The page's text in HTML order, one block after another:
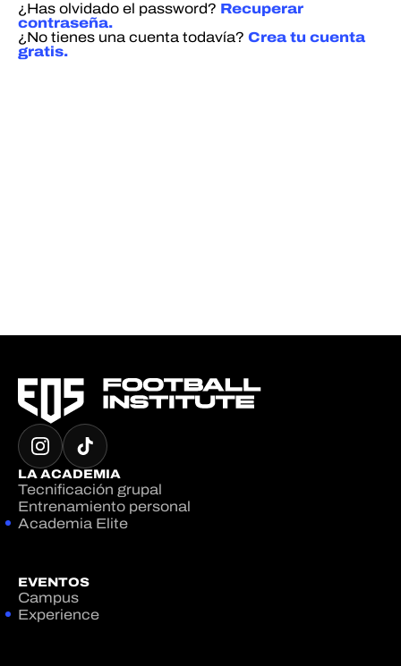
¿Has olvidado el password? Recuperar
contraseña.
¿No tienes una cuenta todavía? Crea tu cuenta
gratis.
LA ACADEMIA
Tecnificación grupal
Entrenamiento personal
Academia Elite
EVENTOS
Campus
Experience